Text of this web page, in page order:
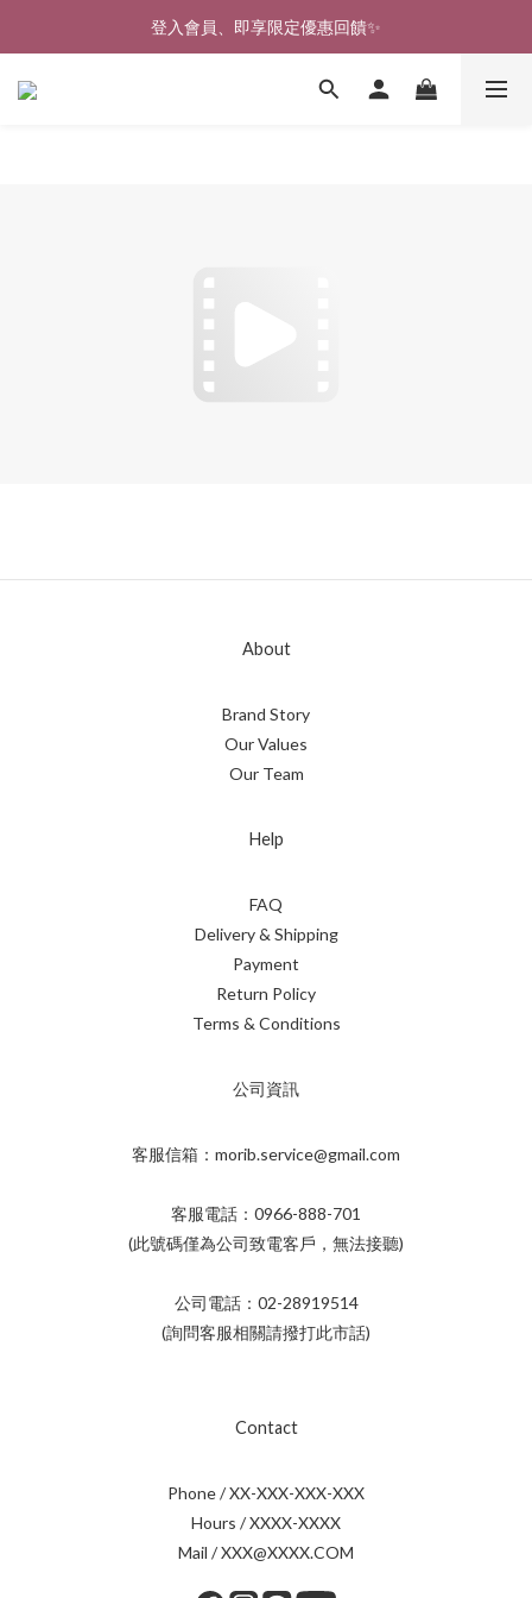
🎉新北淡水實體門市🤗歡迎蒞臨試穿🎉
登入會員、即享限定優惠回饋✨
🎉新北淡水實體門市🤗歡迎蒞臨試穿🎉
About
Brand Story
Our Values
Our Team
Help
FAQ
Delivery & Shipping
Payment
Return Policy
Terms & Conditions
公司資訊
客服信箱：morib.service@gmail.com
客服電話：0966-888-701
(此號碼僅為公司致電客戶，無法接聽)
公司電話：02-28919514
(詢問客服相關請撥打此市話)
Contact
Phone / XX-XXX-XXX-XXX
Hours / XXXX-XXXX
Mail / XXX@XXXX.COM